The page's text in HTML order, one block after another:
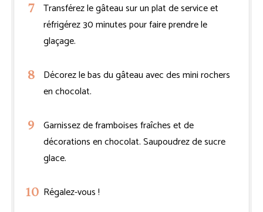
Transférez le gâteau sur un plat de service et
réfrigérez 30 minutes pour faire prendre le
glaçage.
Décorez le bas du gâteau avec des mini rochers
en chocolat.
Garnissez de framboises fraîches et de
décorations en chocolat. Saupoudrez de sucre
glace.
Régalez-vous !